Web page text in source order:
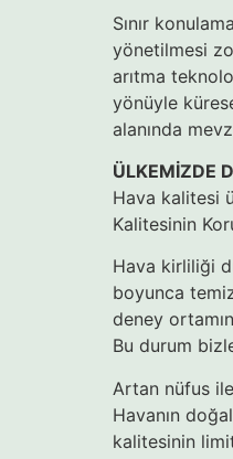
Sınır
yönetilmesi
arıtma
yönüyle
alanında
ÜLKEMİZDE
Hava kalitesi
Kalitesinin
Hava kirliliği
boyunca
deney
Bu durum
Artan nüfus
Havanın
kalitesinin